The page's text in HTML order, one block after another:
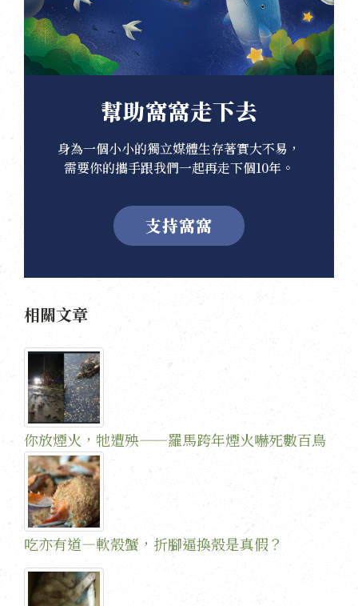
幫助窩窩走下去
身為一個小小的獨立媒體生存著實大不易，
需要你的攜手跟我們一起再走下個10年。
支持窩窩
相關文章
你放煙火，牠遭殃——羅馬跨年煙火嚇死數百鳥
吃亦有道—軟殼蟹，折腳逼換殼是真假？